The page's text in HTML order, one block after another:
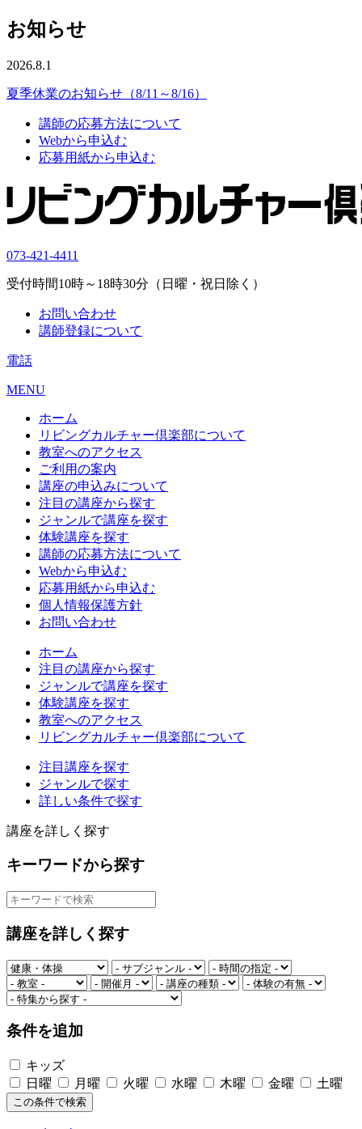
お知らせ
2026.8.1
夏季休業のお知らせ（8/11～8/16）
講師の応募方法について
Webから申込む
応募用紙から申込む
073-421-4411
受付時間10時～18時30分（日曜・祝日除く）
お問い合わせ
講師登録について
電話
MENU
ホーム
リビングカルチャー倶楽部について
教室へのアクセス
ご利用の案内
講座の申込みについて
注目の講座から探す
ジャンルで講座を探す
体験講座を探す
講師の応募方法について
Webから申込む
応募用紙から申込む
個人情報保護方針
お問い合わせ
ホーム
注目の講座から探す
ジャンルで講座を探す
体験講座を探す
教室へのアクセス
リビングカルチャー倶楽部について
注目講座を探す
ジャンルで探す
詳しい条件で探す
講座を詳しく探す
キーワードから探す
講座を詳しく探す
条件を追加
キッズ
日曜
月曜 火曜 水曜 木曜 金曜 土曜
この条件で検索